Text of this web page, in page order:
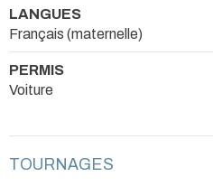
LANGUES
Français (maternelle)
PERMIS
Voiture
TOURNAGES